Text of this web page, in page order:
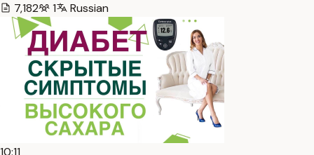
7,182
1 Russian
10:11